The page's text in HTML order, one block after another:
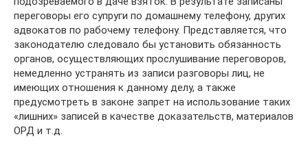
переговоры его супруги по домашнему телефону, других
адвокатов по рабочему телефону. Представляется, что
законодателю следовало бы установить обязанность
органов, осуществляющих прослушивание переговоров,
немедленно устранять из записи разговоры лиц, не
имеющих отношения к данному делу, а также
предусмотреть в законе запрет на использование таких
«лишних» записей в качестве доказательств, материалов
ОРД и т.д.